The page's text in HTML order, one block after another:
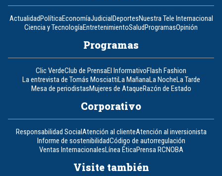
ActualidadPolíticaEconomíaJudicialDeportesNuestra Tele Internacional
Ciencia y TecnologíaEntretenimientoSaludProgramasOpinión
Programas
Clic VerdeClub de PrensaEl InformativoFlash Fashion
La entrevista de Tomás MosciattiLa MañanaLa NocheLa Tarde
Mesa de periodistasMujeres de AtaqueRazón de Estado
Corporativo
Responsabilidad SocialAtención al clienteAtención al inversionista
Informe de sostenibilidadCódigo de autorregulación
Ventas InternacionalesLínea ÉticaPrensa RCNOBA
Visite también